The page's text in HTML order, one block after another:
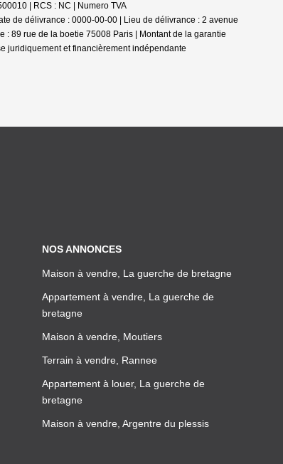
| RCS : NC | Numero TVA
de délivrance : 0000-00-00 | Lieu de délivrance : 2 avenue
: 89 rue de la boetie 75008 Paris | Montant de la garantie
juridiquement et financièrement indépendante
NOS ANNONCES
Maison à vendre, La guerche de bretagne
Appartement à vendre, La guerche de
bretagne
Maison à vendre, Moutiers
Terrain à vendre, Rannee
Appartement à louer, La guerche de
bretagne
Maison à vendre, Argentre du plessis